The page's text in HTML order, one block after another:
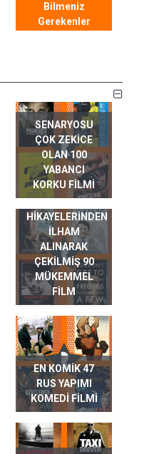
Bilmeniz
Gerekenler
SENARYOSU
ÇOK ZEKICE
OLAN 100
YABANCI
KORKU FILMI
GERÇEK HAYAT
HIKAYELERINDEN
ILHAM
ALINARAK
ÇEKILMIŞ 90
MÜKEMMEL
FILM
EN KOMIK 47
RUS YAPIMI
KOMEDI FILMI